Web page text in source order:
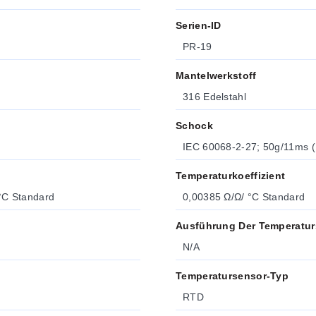
Ω/Ω/°C Standard
Serien-ID
PR-19
Mantelwerkstoff
316 Edelstahl
Schock
IEC 60068-2-27; 50g/11ms
Temperaturkoeffizient
0,00385 Ω/Ω/ °C Standard
Ausführung Der
N/A
Temperatursensor-Typ
RTD